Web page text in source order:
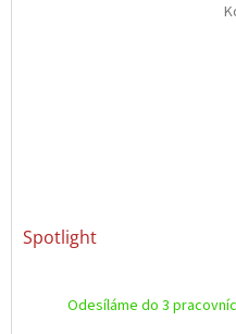
Spotlight
Odesíláme do 3